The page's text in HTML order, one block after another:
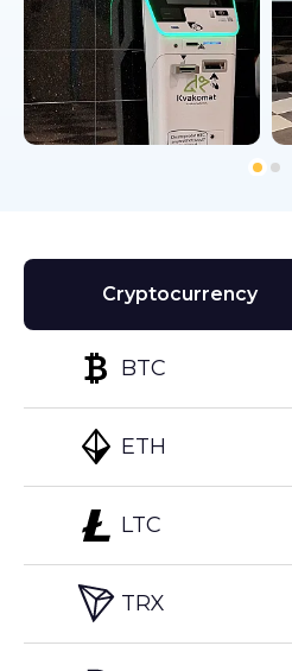
Cryptocurrency
BTC
ETH
LTC
TRX